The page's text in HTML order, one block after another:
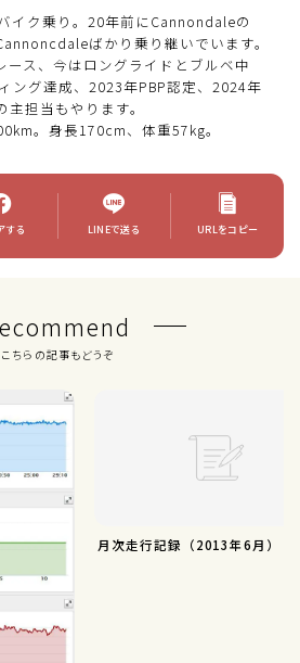
イク乗り。20年前にCannondaleの
ばかり乗り継いでいます。
ース、今はロングライドとブルベ中
ング達成、2023年PBP認定、2024年
担当もやります。
。身長170cm、体重57kg。
する LINEで送る URLをコピー
こちらの記事もどうぞ
月次走行記録（2013年6月）